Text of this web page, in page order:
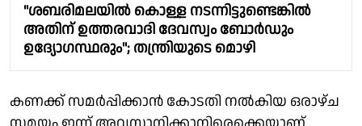
"ശബരിമലയിൽ കൊള്ള നടന്നിട്ടുണ്ടെങ്കിൽ
അതിന് ഉത്തരവാദി ദേവസ്വം ബോർഡും
ഉദ്യോഗസ്ഥരും"; തന്ത്രിയുടെ മൊഴി
കണക്ക് സമർപ്പിക്കാൻ കോടതി നൽകിയ ഒരാഴ്ച